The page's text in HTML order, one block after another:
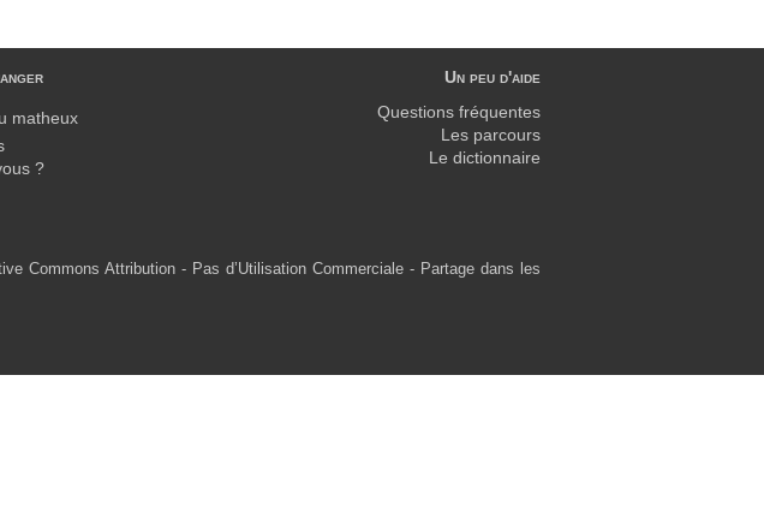
matheux
?
Un peu d'aide
Questions fréquentes
Les parcours
Le dictionnaire
Commons Attribution - Pas d’Utilisation Commerciale - Partage dans les